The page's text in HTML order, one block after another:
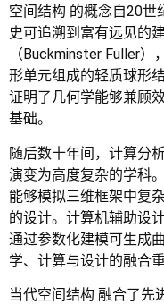
空间结构 的概念自20世
史可追溯到富有远见的
（Buckminster Fuller
形单元组成的轻质球形
证明了几何学能够兼顾
基础。
随后数十年间，计算分
演变为高度复杂的学科
能够模拟三维框架中复
的设计。计算机辅助设
通过参数化建模可生成
学、计算与设计的融合
当代空间结构 融合了先